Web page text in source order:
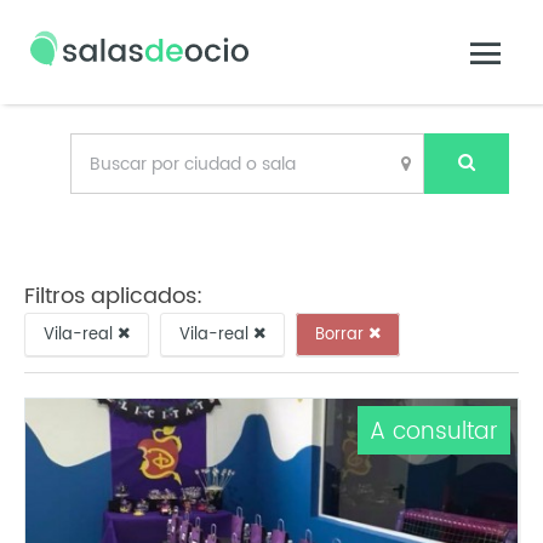
Filtros aplicados:
Vila-real Vila-real Borrar
A consultar